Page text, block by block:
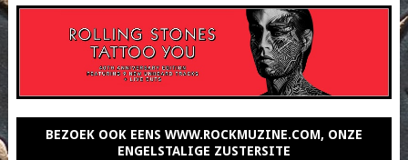
BEZOEK OOK EENS WWW.ROCKMUZINE.COM, ONZE
ENGELSTALIGE ZUSTERSITE